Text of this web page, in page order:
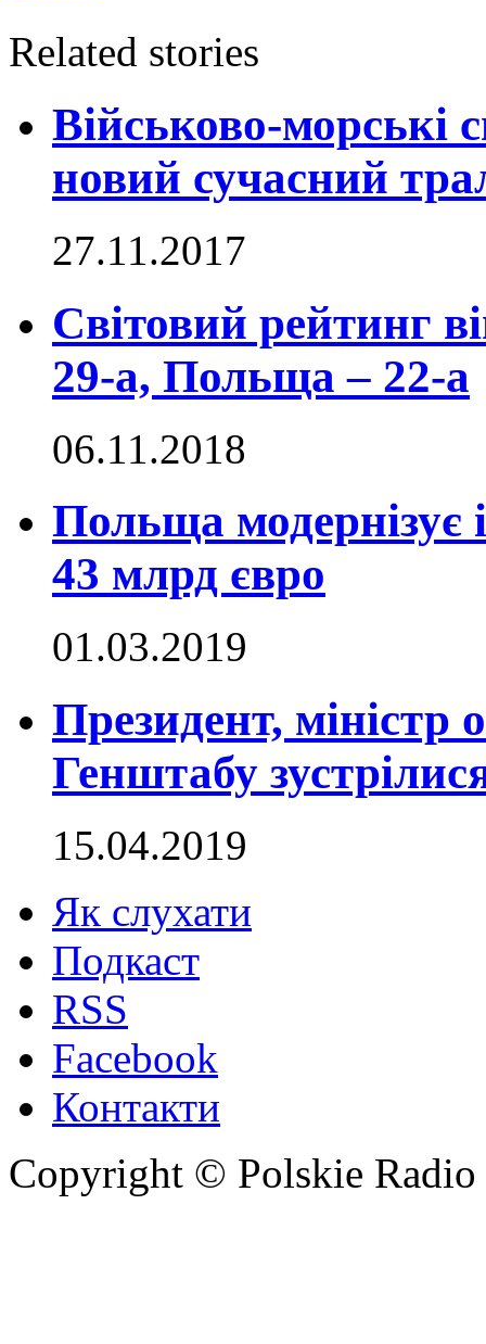
Related stories
Військово-
новий сучасний
27.11.2017
Світовий рейтинг
29-а, Польща – 22-а
06.11.2018
Польща модернізує
43 млрд євро
01.03.2019
Президент, міністр
Генштабу
15.04.2019
Як слухати
Подкаст
RSS
Facebook
Контакти
Copyright © Polskie